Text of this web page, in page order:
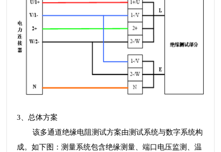
3 、总体方案
该多通道绝缘电阻测试方案由测试系统与数字系统构
成。如下图：测量系统包含绝缘测量、端口电压监测、温